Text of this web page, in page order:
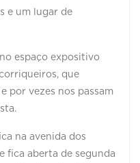
e um lugar de
espaço expositivo
que
por vezes nos passam
na avenida dos
fica aberta de segunda